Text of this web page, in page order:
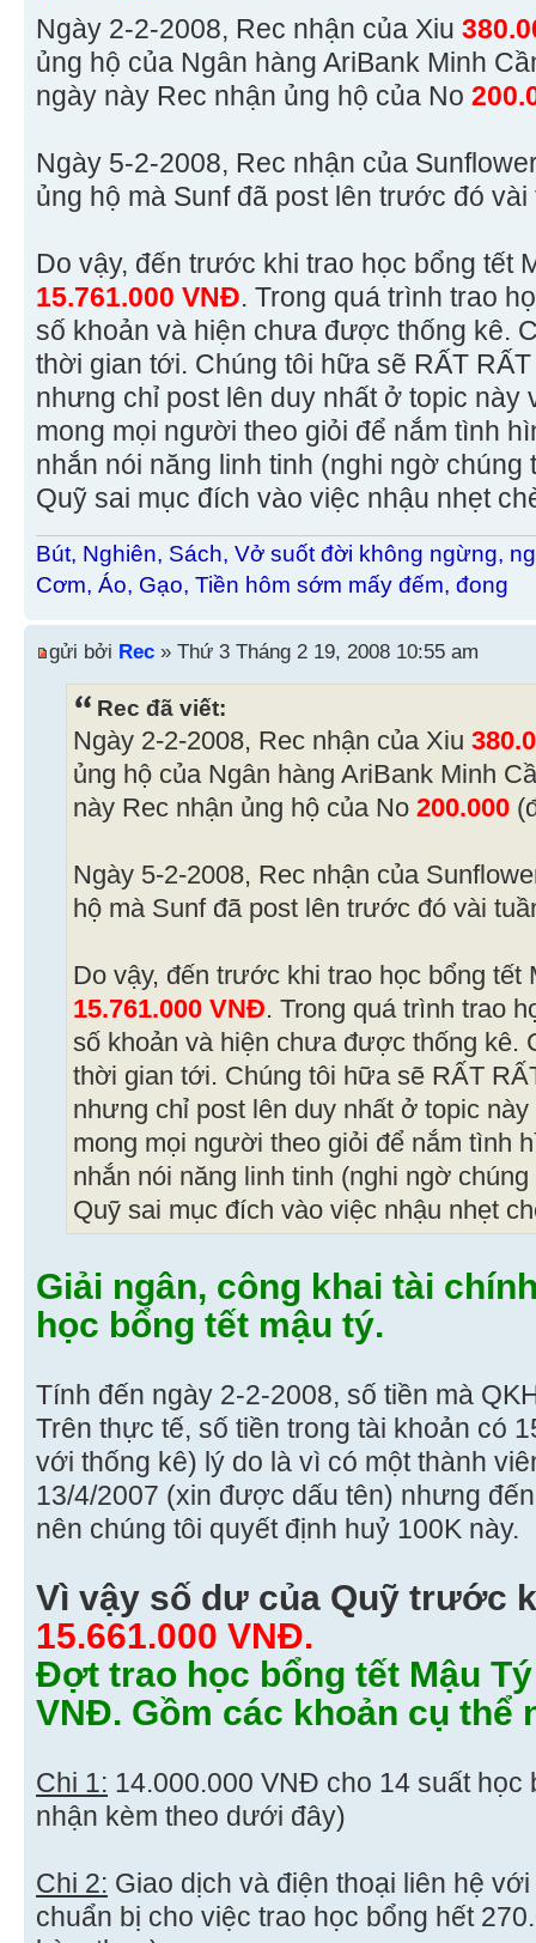
Ngày 2-2-2008, Rec nhận của Xiu
ủng hộ của Ngân hàng AriBank Minh
ngày này Rec nhận ủng hộ của No
Ngày 5-2-2008, Rec nhận của
ủng hộ mà Sunf đã post lên trước đó vài
Do vậy, đến trước khi trao học bổng tết
15.761.000 VNĐ. Trong quá trình trao
số khoản và hiện chưa được thống kê.
thời gian tới. Chúng tôi hữa sẽ RẤT
nhưng chỉ post lên duy nhất ở topic này
mong mọi người theo giỏi để nắm tình
nhắn nói năng linh tinh (nghi ngờ chúng
Quỹ sai mục đích vào việc nhậu nhẹt
Bút, Nghiên, Sách, Vở suốt đời không ngừng,
Cơm, Áo, Gạo, Tiền hôm sớm mấy đếm, đong
gửi bởi Rec » Thứ 3 Tháng 2 19, 2008 10:55 am
Rec đã viết:
Ngày 2-2-2008, Rec nhận của Xiu
ủng hộ của Ngân hàng AriBank Minh
này Rec nhận ủng hộ của No 200.000
Ngày 5-2-2008, Rec nhận của
hộ mà Sunf đã post lên trước đó vài
Do vậy, đến trước khi trao học bổng tết
15.761.000 VNĐ. Trong quá trình trao
số khoản và hiện chưa được thống kê.
thời gian tới. Chúng tôi hữa sẽ RẤT
nhưng chỉ post lên duy nhất ở topic
mong mọi người theo giỏi để nắm tình
nhắn nói năng linh tinh (nghi ngờ
Quỹ sai mục đích vào việc nhậu nhẹt
Giải ngân, công khai tài
học bổng tết mậu tý.
Tính đến ngày 2-2-2008, số tiền mà
Trên thực tế, số tiền trong tài khoản có
với thống kê) lý do là vì có một thành
13/4/2007 (xin được dấu tên) nhưng
nên chúng tôi quyết định huỷ 100K này.
Vì vậy số dư của Quỹ trước
15.661.000 VNĐ.
Đợt trao học bổng tết Mậu
VNĐ. Gồm các khoản cụ thể
Chi 1: 14.000.000 VNĐ cho 14 suất học
nhận kèm theo dưới đây)
Chi 2: Giao dịch và điện thoại liên hệ
chuẩn bị cho việc trao học bổng hết